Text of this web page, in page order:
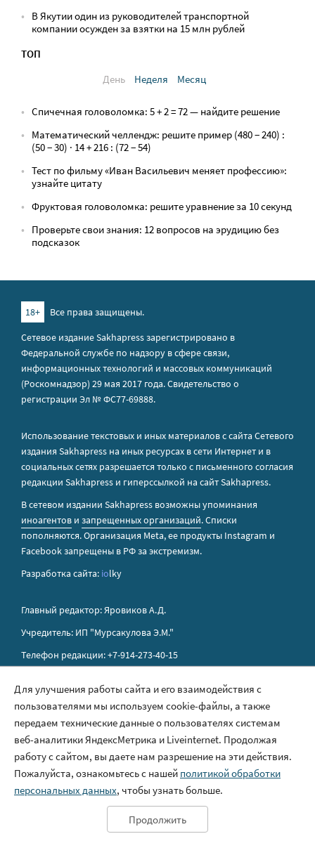
В Якутии один из руководителей транспортной
компании осужден за взятки на 15 млн рублей
ТОП
День
Неделя Месяц
Спичечная головоломка: 5 + 2 = 72 — найдите решение
Математический челлендж: решите пример (480 − 240) :
(50 − 30) · 14 + 216 : (72 − 54)
Тест по фильму «Иван Васильевич меняет профессию»:
узнайте цитату
Фруктовая головоломка: решите уравнение за 10 секунд
Проверьте свои знания: 12 вопросов на эрудицию без
подсказок
18+
Все права защищены.
Сетевое издание Sakhapress зарегистрировано в
Федеральной службе по надзору в сфере связи,
информационных технологий и массовых коммуникаций
(Роскомнадзор) 29 мая 2017 года. Свидетельство о
регистрации Эл № ФС77-69888.
Использование текстовых и иных материалов с сайта Сетевого
издания Sakhapress на иных ресурсах в сети Интернет и в
социальных сетях разрешается только с письменного согласия
редакции Sakhapress и гиперссылкой на сайт Sakhapress.
В сетевом издании Sakhapress возможны упоминания
иноагентов и запрещенных организаций. Списки
пополняются. Организация Metа, ее продукты Instagram и
Facebook запрещены в РФ за экстремизм.
Разработка сайта: iolky
Главный редактор: Яровиков А.Д.
Учредитель: ИП "Мурсакулова Э.М."
Телефон редакции: +7-914-273-40-15
Правила сайта
Политика обработки персональных данных
Размещение рекламы
Контакты
Для улучшения работы сайта и его взаимодействия с
пользователями мы используем cookie-файлы, а также
передаем технические данные о пользователях системам
веб-аналитики ЯндексМетрика и Liveinternet. Продолжая
работу с сайтом, вы даете нам разрешение на эти действия.
Пожалуйста, ознакомьтесь с нашей политикой обработки
персональных данных, чтобы узнать больше.
Продолжить